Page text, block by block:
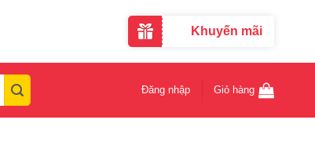
Khuyến mãi
Đăng nhập Giỏ hàng